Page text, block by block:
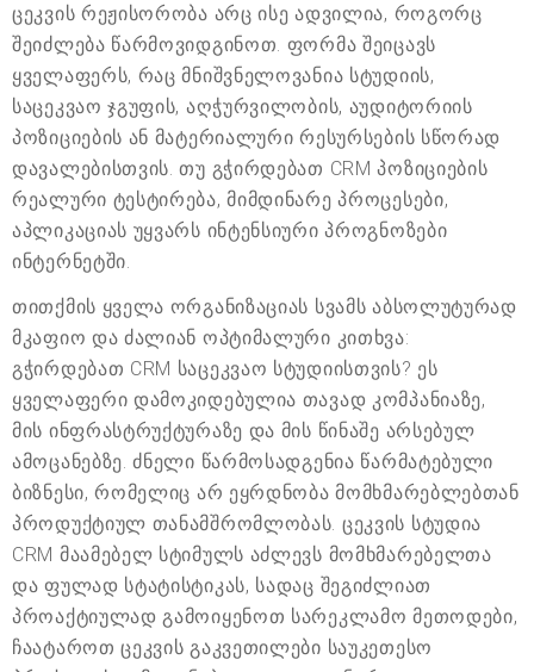
ცეკვის რეჟისორობა არც ისე ადვილია, როგორც
შეიძლება წარმოვიდგინოთ. ფორმა შეიცავს
ყველაფერს, რაც მნიშვნელოვანია სტუდიის,
საცეკვაო ჯგუფის, აღჭურვილობის, აუდიტორიის
პოზიციების ან მატერიალური რესურსების სწორად
დავალებისთვის. თუ გჭირდებათ CRM პოზიციების
რეალური ტესტირება, მიმდინარე პროცესები,
აპლიკაციას უყვარს ინტენსიური პროგნოზები
ინტერნეტში.
თითქმის ყველა ორგანიზაციას სვამს აბსოლუტურად
მკაფიო და ძალიან ოპტიმალური კითხვა:
გჭირდებათ CRM საცეკვაო სტუდიისთვის? ეს
ყველაფერი დამოკიდებულია თავად კომპანიაზე,
მის ინფრასტრუქტურაზე და მის წინაშე არსებულ
ამოცანებზე. ძნელი წარმოსადგენია წარმატებული
ბიზნესი, რომელიც არ ეყრდნობა მომხმარებლებთან
პროდუქტიულ თანამშრომლობას. ცეკვის სტუდია
CRM მაამებელ სტიმულს აძლევს მომხმარებელთა
და ფულად სტატისტიკას, სადაც შეგიძლიათ
პროაქტიულად გამოიყენოთ სარეკლამო მეთოდები,
ჩაატაროთ ცეკვის გაკვეთილები საუკეთესო